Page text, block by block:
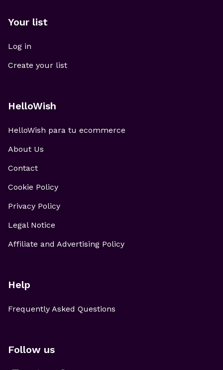
Your list
Log in
Create your list
HelloWish
HelloWish para tu ecommerce
About Us
Contact
Cookie Policy
Privacy Policy
Legal Notice
Affiliate and Advertising Policy
Help
Frequently Asked Questions
Follow us